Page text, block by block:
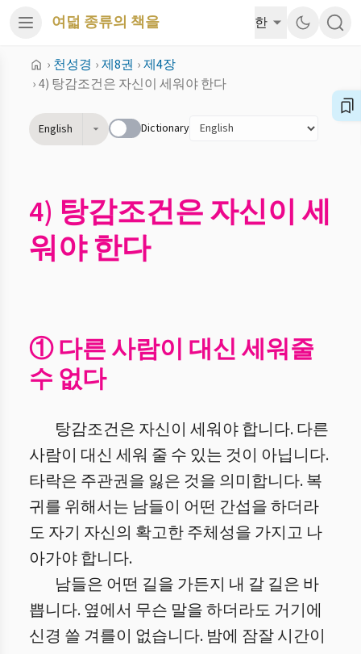
여덟 종류의 책을 한
› 천성경 ›제8권 ›제4장
›4) 탕감조건은 자신이 세워야 한다
English Dictionary
4) 탕감조건은 자신이 세
워야 한다
① 다른 사람이 대신 세워줄
수 없다
탕감조건은 자신이 세워야 합니다. 다른
사람이 대신 세워 줄 수 있는 것이 아닙니다.
타락은 주관권을 잃은 것을 의미합니다. 복
귀를 위해서는 남들이 어떤 간섭을 하더라
도 자기 자신의 확고한 주체성을 가지고 나
아가야 합니다.
남들은 어떤 길을 가든지 내 갈 길은 바
쁩니다. 옆에서 무슨 말을 하더라도 거기에
신경 쓸 겨를이 없습니다. 밤에 잠잘 시간이